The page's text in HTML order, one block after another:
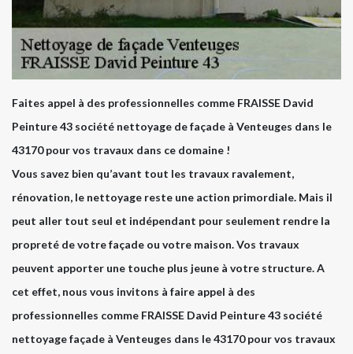
Faites appel à des professionnelles comme FRAISSE David
Peinture 43 société nettoyage de façade à Venteuges dans le
43170 pour vos travaux dans ce domaine !
Vous savez bien qu’avant tout les travaux ravalement,
rénovation, le nettoyage reste une action primordiale. Mais il
peut aller tout seul et indépendant pour seulement rendre la
propreté de votre façade ou votre maison. Vos travaux
peuvent apporter une touche plus jeune à votre structure. A
cet effet, nous vous invitons à faire appel à des
professionnelles comme FRAISSE David Peinture 43 société
nettoyage façade à Venteuges dans le 43170 pour vos travaux